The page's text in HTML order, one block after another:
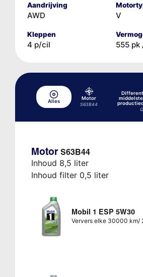
Aandrijving
AWD V
Kleppen
4 p/cil 555 pk
Alles
Motor
S63B44
Motor S63B44
Inhoud 8,5 liter
Inhoud filter 0,5 liter
Mobil 1 ESP 5W30
Ververs elke 30000 km/